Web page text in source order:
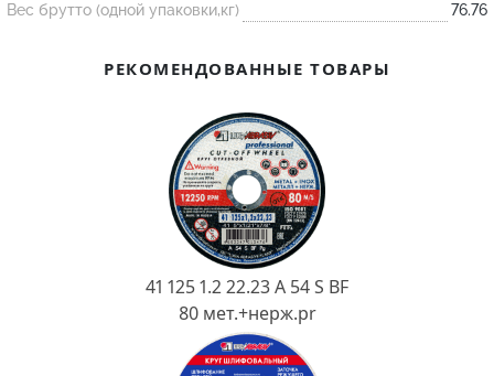
Контакт
Огнеупорная SiC смесь
Вес брутто (одной упаковки,кг)
76.76
РЕКОМЕНДОВАННЫЕ ТОВАРЫ
41 125 1.2 22.23 A 54 S BF
80 мет.+нерж.pr